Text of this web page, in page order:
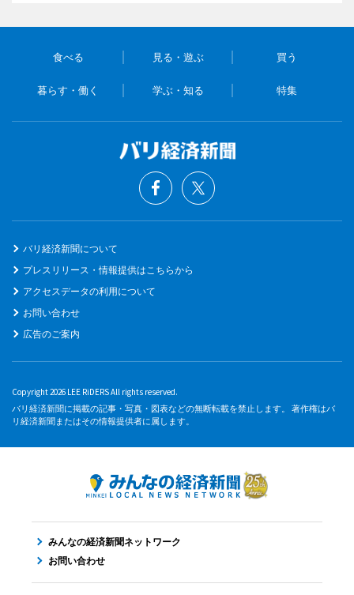
食べる 見る・遊ぶ 買う
暮らす・働く 学ぶ・知る 特集
バリ経済新聞について
プレスリリース・情報提供はこちらから
アクセスデータの利用について
お問い合わせ
広告のご案内
Copyright 2026 LEE RiDERS All rights reserved.
バリ経済新聞に掲載の記事・写真・図表などの無断転載を禁止します。 著作権はバ
リ経済新聞またはその情報提供者に属します。
みんなの経済新聞ネットワーク
お問い合わせ